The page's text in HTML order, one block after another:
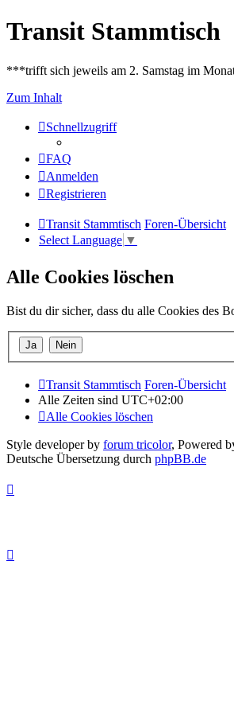
Transit Stammtisch
***trifft sich jeweils am 2. Samstag im
Zum Inhalt
Schnellzugriff
FAQ
Anmelden
Registrieren
Transit Stammtisch Foren-Übersicht
Select Language ▼
Alle Cookies löschen
Bist du dir sicher, dass du alle Cookies des
Transit Stammtisch Foren-Übersicht
Alle Zeiten sind UTC+02:00
Alle Cookies löschen
Style developer by forum tricolor, Powered
Deutsche Übersetzung durch phpBB.de